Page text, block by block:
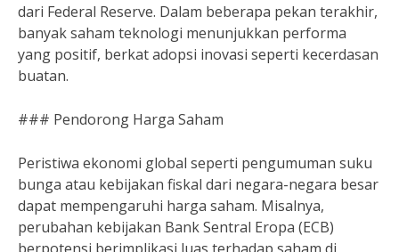
dari Federal Reserve. Dalam beberapa pekan terakhir,
banyak saham teknologi menunjukkan performa
yang positif, berkat adopsi inovasi seperti kecerdasan
buatan.
### Pendorong Harga Saham
Peristiwa ekonomi global seperti pengumuman suku
bunga atau kebijakan fiskal dari negara-negara besar
dapat mempengaruhi harga saham. Misalnya,
perubahan kebijakan Bank Sentral Eropa (ECB)